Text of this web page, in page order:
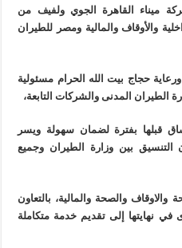
ميناء القاهرة الجوي ولفيف من
والأوقاف والمالية ومصر للطيران
حجاج بيت الله الحرام مسئولية
الطيران المدنى والشركات التابعة،
قبلها بفترة لضمان سهولة ويسر
التنسيق بين وزارة الطيران وجميع
والاوقاف والصحة والمالية، بالتعاون
نهايتها إلى تقديم خدمة متكاملة